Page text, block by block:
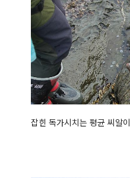
잡힌 독가시치는 평균 씨알